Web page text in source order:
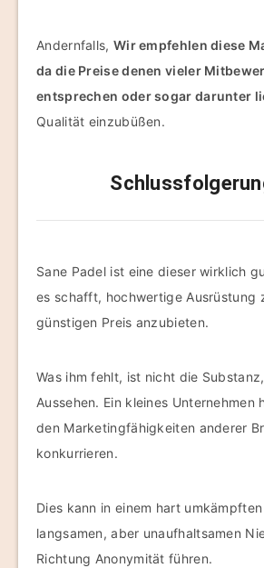
Andernfalls, Wir empfehlen diese
da die Preise denen vieler
entsprechen oder sogar darunter
Qualität einzubüßen.
Sane Padel ist eine dieser wirklich
es schafft, hochwertige Ausrüstung
günstigen Preis anzubieten.
Was ihm fehlt, ist nicht die
Aussehen. Ein kleines Unternehmen
den Marketingfähigkeiten anderer
konkurrieren.
Dies kann in einem hart
langsamen, aber unaufhaltsamen
Richtung Anonymität führen.